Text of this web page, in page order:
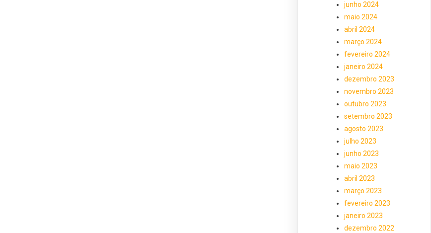
junho 2024
maio 2024
abril 2024
março 2024
fevereiro 2024
janeiro 2024
dezembro 2023
novembro 2023
outubro 2023
setembro 2023
agosto 2023
julho 2023
junho 2023
maio 2023
abril 2023
março 2023
fevereiro 2023
janeiro 2023
dezembro 2022